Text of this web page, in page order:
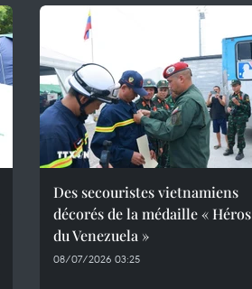
Des secouristes vietnamiens
décorés de la médaille « Héros
du Venezuela »
08/07/2026 03:25